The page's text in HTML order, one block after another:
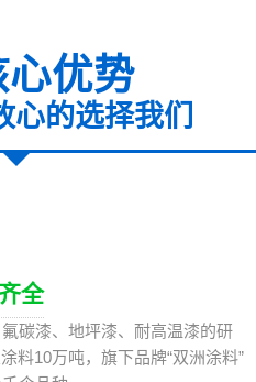
心优势
心的选择我们
全
碳漆、地坪漆、耐高温漆的研
料10万吨，旗下品牌“双洲涂料”